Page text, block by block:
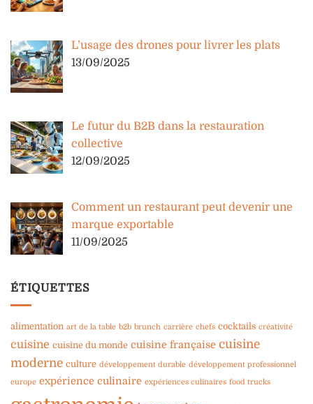
L’usage des drones pour livrer les plats
13/09/2025
Le futur du B2B dans la restauration
collective
12/09/2025
Comment un restaurant peut devenir une
marque exportable
11/09/2025
ÉTIQUETTES
alimentation art de la table b2b brunch carrière chefs cocktails créativité
cuisine cuisine du monde cuisine française cuisine
moderne culture développement durable développement professionnel
europe expérience culinaire expériences culinaires food trucks